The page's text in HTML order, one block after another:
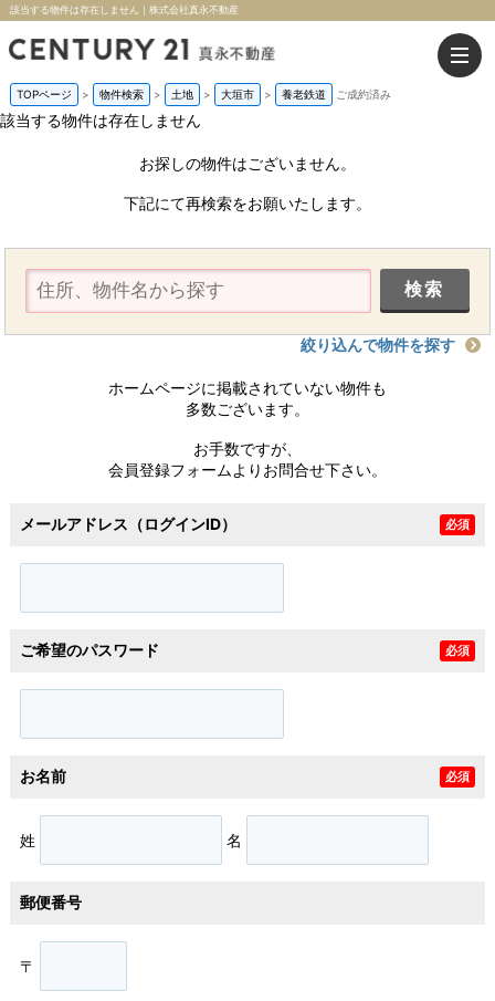
該当する物件は存在しません｜株式会社真永不動産
TOPページ > 物件検索 > 土地 > 大垣市 > 養老鉄道 ご成約済み
該当する物件は存在しません
お探しの物件はございません。
下記にて再検索をお願いたします。
絞り込んで物件を探す
ホームページに掲載されていない物件も
多数ございます。
お手数ですが、
会員登録フォームよりお問合せ下さい。
メールアドレス（ログインID） 必須
ご希望のパスワード 必須
お名前 必須
姓 名
郵便番号
〒